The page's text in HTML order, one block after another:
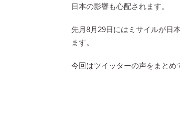
日本の影響も心配されます。
先月8月29日にはミサイルが日
ます。
今回はツイッターの声をまとめ